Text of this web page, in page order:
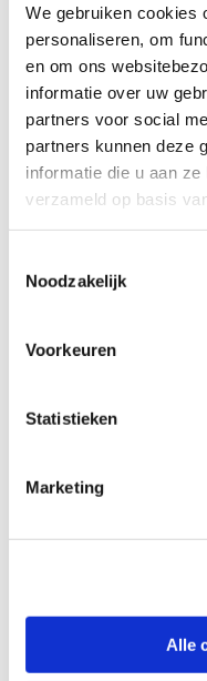
We gebruiken cookies
personaliseren, om
en om ons
informatie over uw
partners voor social
partners kunnen deze
informatie die u aan
verzameld op basis
Noodzakelijk
Voorkeuren
Statistieken
Marketing
Alle
Bekijk ook
Gracie
Hivos
Award
Sta op
Oeganda
Een